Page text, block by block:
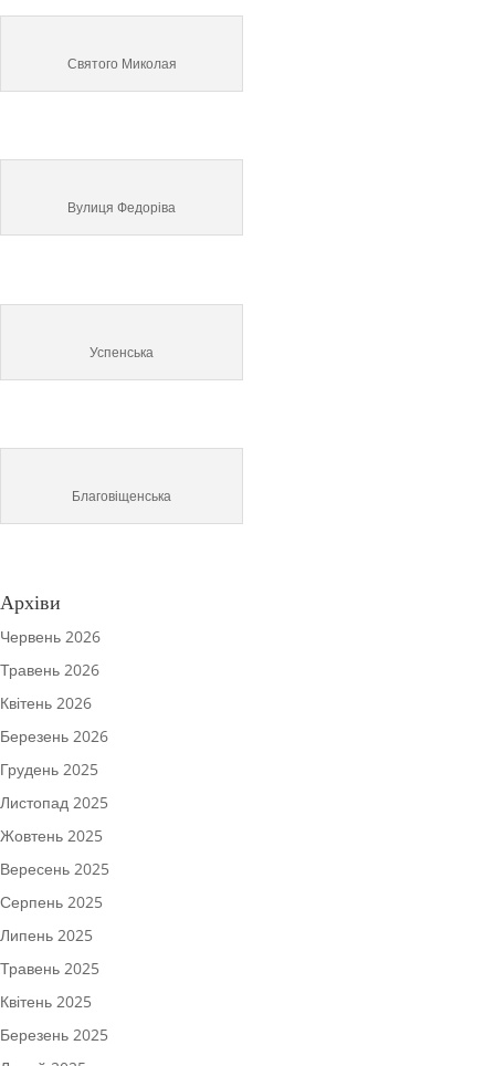
Святого Миколая
Вулиця Федоріва
Успенська
Благовіщенська
Архіви
Червень 2026
Травень 2026
Квітень 2026
Березень 2026
Грудень 2025
Листопад 2025
Жовтень 2025
Вересень 2025
Серпень 2025
Липень 2025
Травень 2025
Квітень 2025
Березень 2025